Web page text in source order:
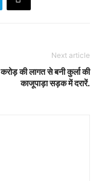
Next article
की लागत से बनी कुर्ला की
काजूपाड़ा सड़क में दरारें.